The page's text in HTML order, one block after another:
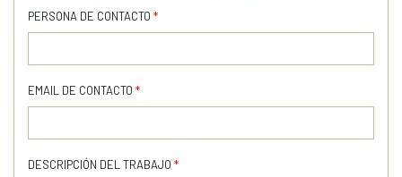
PERSONA DE CONTACTO *
EMAIL DE CONTACTO *
DESCRIPCIÓN DEL TRABAJO *